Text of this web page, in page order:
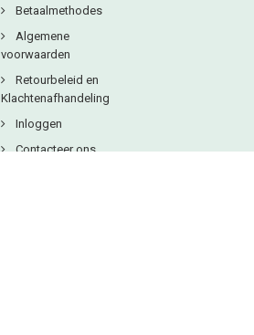
Betaalmethodes
Algemene
voorwaarden
Retourbeleid en
Klachtenafhandeling
Inloggen
Contacteer ons